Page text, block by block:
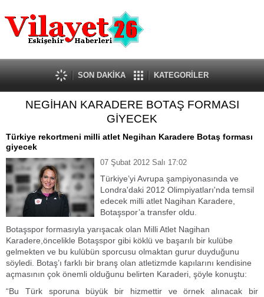
Güncel
Ekonomi
Politika
Eğitim
Spor
Kültür-Sanat
Röportaj
Tanıtım Yazısı
SON DAKİKA KATEGORİLER
NEGİHAN KARADERE BOTAŞ FORMASI
GİYECEK
Türkiye rekortmeni milli atlet Negihan Karadere Botaş forması
giyecek
07 Şubat 2012 Salı 17:02
Türkiye’yi Avrupa şampiyonasında ve
Londra'daki 2012 Olimpiyatları'nda temsil
edecek milli atlet Nagihan Karadere,
Botaşspor’a transfer oldu.
Botaşspor formasıyla yarışacak olan Milli Atlet Nagihan
Karadere,öncelikle Botaşspor gibi köklü ve başarılı bir kulübe
gelmekten ve bu kulübün sporcusu olmaktan gurur duyduğunu
söyledi. Botaş’ı farklı bir branş olan atletizmde kapılarını kendisine
açmasının çok önemli olduğunu belirten Karaderi, şöyle konuştu:
“Bu Türk sporuna büyük bir hizmettir ve örnek alınacak bir